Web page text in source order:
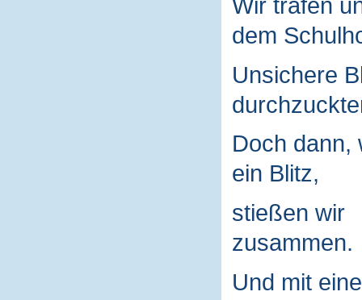
Wir trafen
dem
Unsichere
Doch dann,
ein Blitz,
stießen wir
zusammen.
Und mit